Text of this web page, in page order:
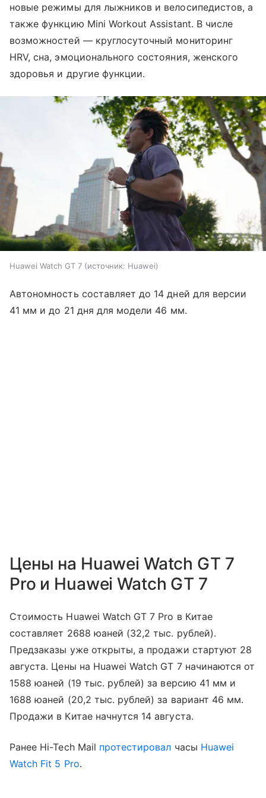
новые режимы для лыжников и велосипедистов, а
также функцию Mini Workout Assistant. В числе
возможностей — круглосуточный мониторинг
HRV, сна, эмоционального состояния, женского
здоровья и другие функции.
Huawei Watch GT 7 источник: Huawei
Автономность составляет до 14 дней для версии
41 мм и до 21 дня для модели 46 мм.
Цены на Huawei Watch GT 7
Pro и Huawei Watch GT 7
Стоимость Huawei Watch GT 7 Pro в Китае
составляет 2688 юаней (32,2 тыс. рублей).
Предзаказы уже открыты, а продажи стартуют 28
августа. Цены на Huawei Watch GT 7 начинаются от
1588 юаней (19 тыс. рублей) за версию 41 мм и
1688 юаней (20,2 тыс. рублей) за вариант 46 мм.
Продажи в Китае начнутся 14 августа.
Ранее Hi-Tech Mail протестировал часы Huawei
Watch Fit 5 Pro.